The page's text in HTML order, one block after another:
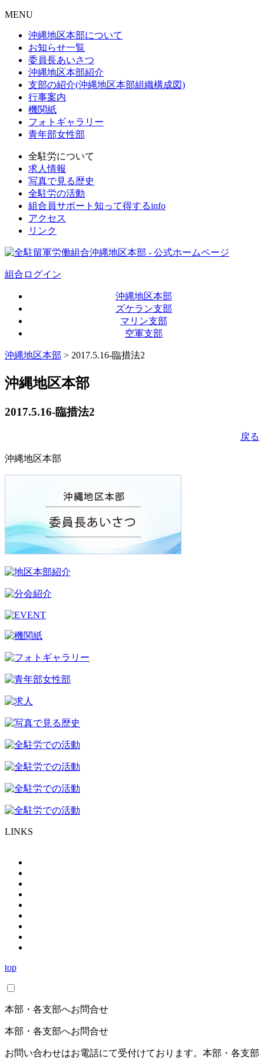
MENU
沖縄地区本部について
お知らせ一覧
委員長あいさつ
沖縄地区本部紹介
支部の紹介(沖縄地区本部組織構成図)
行事案内
機関紙
フォトギャラリー
青年部女性部
全駐労について
求人情報
写真で見る歴史
全駐労の活動
組合員サポート知って得するinfo
アクセス
リンク
組合ログイン
沖縄地区本部
ズケラン支部
マリン支部
空軍支部
沖縄地区本部 > 2017.5.16-臨措法2
沖縄地区本部
2017.5.16-臨措法2
戻る
沖縄地区本部
LINKS
top
本部・各支部へお問合せ
本部・各支部へお問合せ
お問い合わせはお電話にて受付けております。本部・各支部